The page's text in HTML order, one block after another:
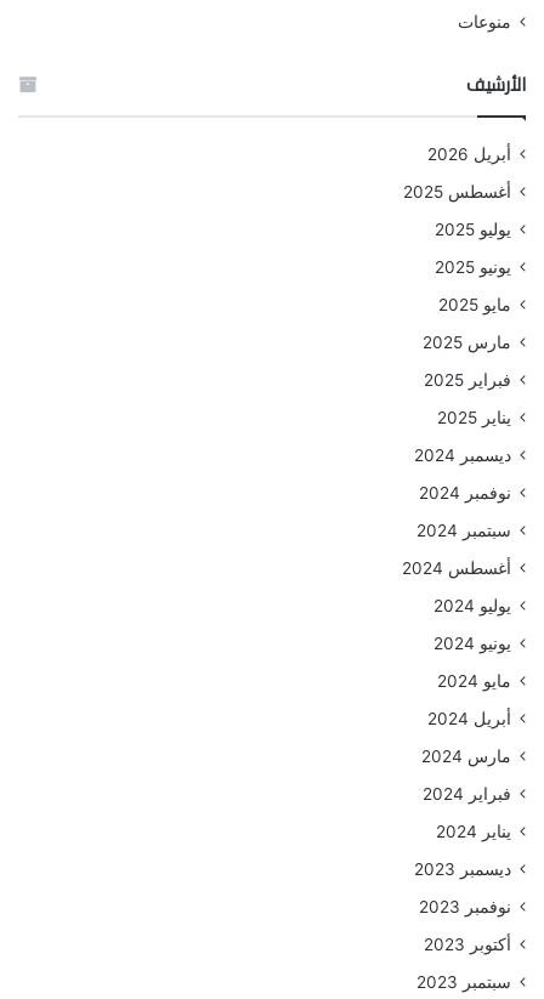
منوعات
الأرشيف
أبريل 2026
أغسطس 2025
يوليو 2025
يونيو 2025
مايو 2025
مارس 2025
فبراير 2025
يناير 2025
ديسمبر 2024
نوفمبر 2024
سبتمبر 2024
أغسطس 2024
يوليو 2024
يونيو 2024
مايو 2024
أبريل 2024
مارس 2024
فبراير 2024
يناير 2024
ديسمبر 2023
نوفمبر 2023
أكتوبر 2023
سبتمبر 2023